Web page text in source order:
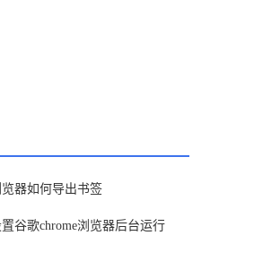
器如何导出书签
谷歌chrome浏览器后台运行